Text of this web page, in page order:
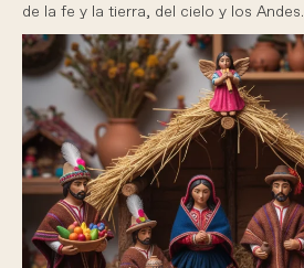
de la fe y la tierra, del cielo y los Andes.